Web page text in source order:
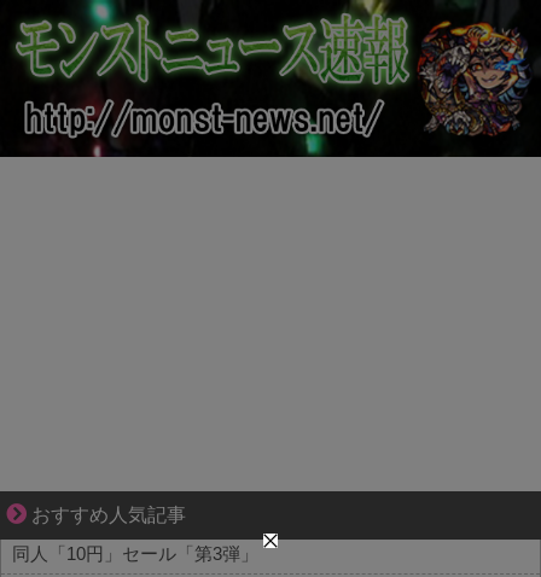
おすすめ人気記事
ぜんぶ私が中心、そう思われたくないのに
同人「10円」セール「第3弾」